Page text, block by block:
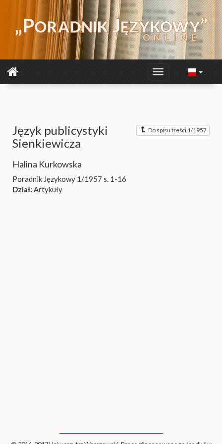
Do spisu treści 1/1957
Język publicystyki
Sienkiewicza
Halina Kurkowska
Poradnik Językowy 1/1957 s. 1-16
Dział: Artykuły